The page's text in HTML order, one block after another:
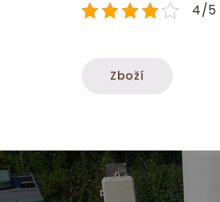
4/5
Zboží